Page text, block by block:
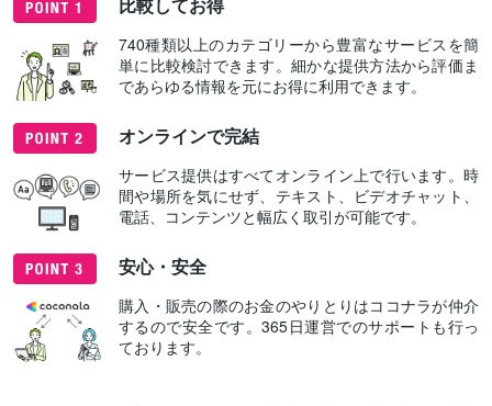
比較してお得
740種類以上のカテゴリーから豊富なサービスを簡
単に比較検討できます。細かな提供方法から評価ま
であらゆる情報を元にお得に利用できます。
オンラインで完結
サービス提供はすべてオンライン上で行います。時
間や場所を気にせず、テキスト、ビデオチャット、
電話、コンテンツと幅広く取引が可能です。
安心・安全
購入・販売の際のお金のやりとりはココナラが仲介
するので安全です。365日運営でのサポートも行っ
ております。